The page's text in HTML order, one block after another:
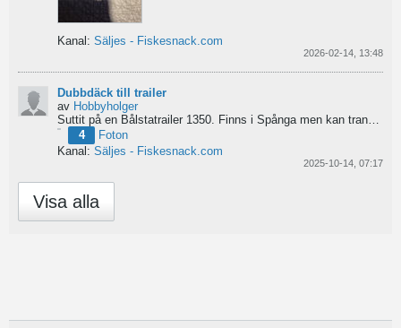
Kanal: Säljes - Fiskesnack.com
2026-02-14, 13:48
Dubbdäck till trailer
av Hobbyholger
Suttit på en Bålstatrailer 1350. Finns i Spånga men kan transporteras mot Linköping. 500kr
4
Foton
Kanal: Säljes - Fiskesnack.com
2025-10-14, 07:17
Visa alla